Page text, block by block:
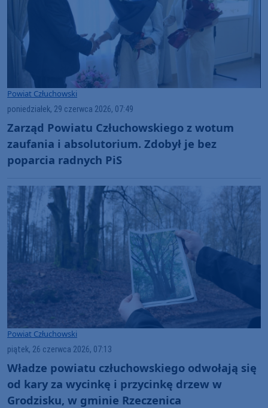
Powiat Człuchowski
poniedziałek, 29 czerwca 2026, 07:49
Zarząd Powiatu Człuchowskiego z wotum
zaufania i absolutorium. Zdobył je bez
poparcia radnych PiS
Powiat Człuchowski
piątek, 26 czerwca 2026, 07:13
Władze powiatu człuchowskiego odwołają się
od kary za wycinkę i przycinkę drzew w
Grodzisku, w gminie Rzeczenica